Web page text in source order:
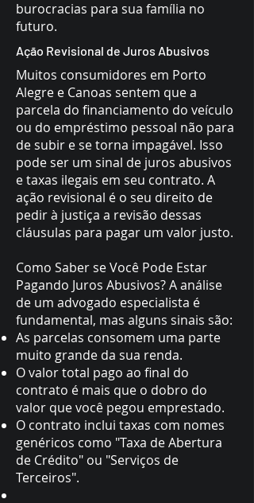
burocracias para sua família no
futuro.
Ação Revisional de Juros Abusivos
Muitos consumidores em Porto
Alegre e Canoas sentem que a
parcela do financiamento do veículo
ou do empréstimo pessoal não para
de subir e se torna impagável. Isso
pode ser um sinal de juros abusivos
e taxas ilegais em seu contrato. A
ação revisional é o seu direito de
pedir à justiça a revisão dessas
cláusulas para pagar um valor justo.
Como Saber se Você Pode Estar
Pagando Juros Abusivos? A análise
de um advogado especialista é
fundamental, mas alguns sinais são:
As parcelas consomem uma parte
muito grande da sua renda.
O valor total pago ao final do
contrato é mais que o dobro do
valor que você pegou emprestado.
O contrato inclui taxas com nomes
genéricos como "Taxa de Abertura
de Crédito" ou "Serviços de
Terceiros".